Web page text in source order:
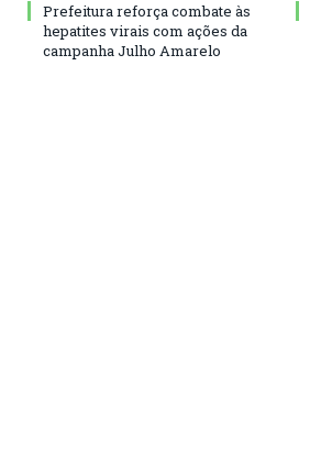
Prefeitura reforça combate às
hepatites virais com ações da
campanha Julho Amarelo